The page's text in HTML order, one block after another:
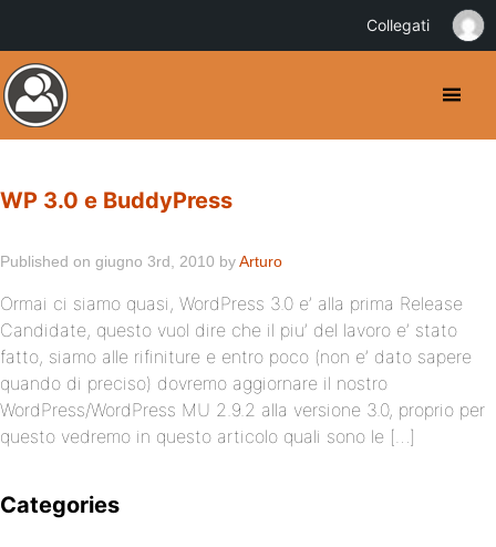
WP 3.0 e BuddyPress
Published on giugno 3rd, 2010 byArturo
Ormai ci siamo quasi, WordPress 3.0 e’ alla prima Release
Candidate, questo vuol dire che il piu’ del lavoro e’ stato
fatto, siamo alle rifiniture e entro poco (non e’ dato sapere
quando di preciso) dovremo aggiornare il nostro
WordPress/WordPress MU 2.9.2 alla versione 3.0, proprio per
questo vedremo in questo articolo quali sono le […]
Categories
Collegati